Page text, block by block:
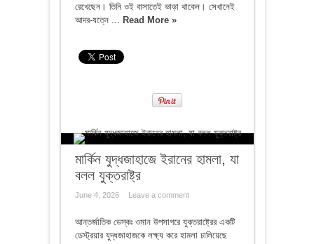
রেখেছেন। তিনি ওই বাসাতেই ভাড়া থাকেন। সেখানেই
আদর-যত্নে ... Read More »
মার্কিন যুদ্ধজাহাজে ইরানের হামলা, যা
বলল যুক্তরাষ্ট্র
June 4, 2026 Leave a comment
আন্তর্জাতিক ডেস্কঃ ওমান উপসাগরে যুক্তরাষ্ট্রের একটি
ডেস্ট্রয়ার যুদ্ধজাহাজকে লক্ষ্য করে হামলা চালিয়েছে